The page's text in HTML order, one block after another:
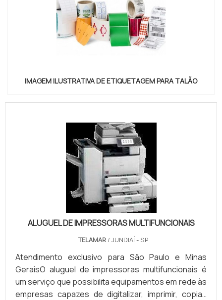
IMAGEM ILUSTRATIVA DE ETIQUETAGEM PARA TALÃO
ALUGUEL DE IMPRESSORAS MULTIFUNCIONAIS
TELAMAR / JUNDIAÍ - SP
Atendimento exclusivo para São Paulo e Minas
GeraisO aluguel de impressoras multifuncionais é
um serviço que possibilita equipamentos em rede às
empresas capazes de digitalizar, imprimir, copiar,